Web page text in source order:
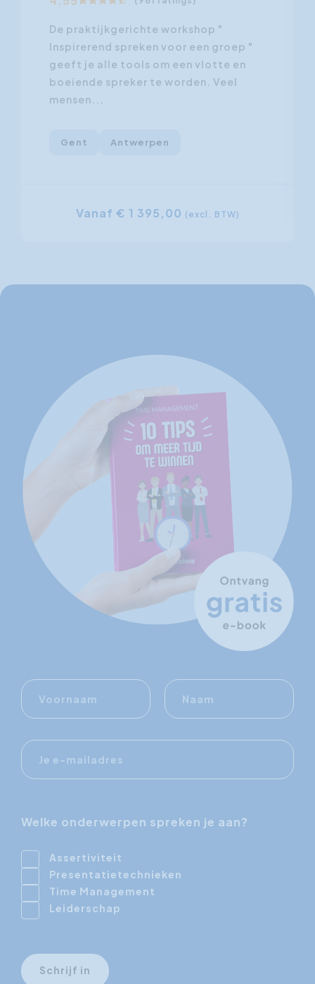
De praktijkgerichte workshop "
Inspirerend spreken voor een groep "
geeft je alle tools om een vlotte en
boeiende spreker te worden. Veel
mensen...
Gent Antwerpen
Vanaf € 1 395,00 (excl. BTW)
Voornaam Naam
E-
mailadres
Welke onderwerpen spreken je aan?
Assertiviteit
Presentatietechnieken
Time Management
Leiderschap
Schrijf in